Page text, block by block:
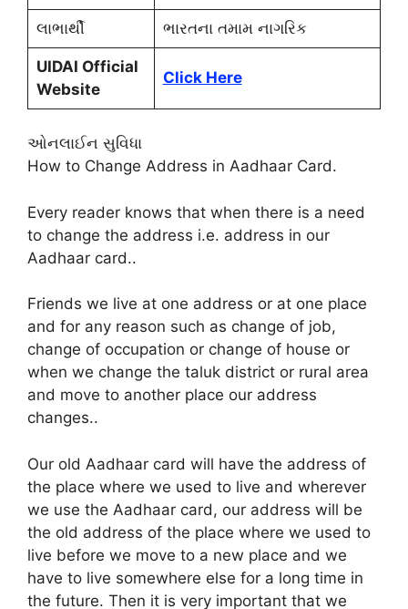
લાભાર્થી ભારતના તમામ નાગરિક
UIDAI Official
Website
Click Here
ઓનલાઈન સુવિધા
How to Change Address in Aadhaar Card.
Every reader knows that when there is a need
to change the address i.e. address in our
Aadhaar card..
Friends we live at one address or at one place
and for any reason such as change of job,
change of occupation or change of house or
when we change the taluk district or rural area
and move to another place our address
changes..
Our old Aadhaar card will have the address of
the place where we used to live and wherever
we use the Aadhaar card, our address will be
the old address of the place where we used to
live before we move to a new place and we
have to live somewhere else for a long time in
the future. Then it is very important that we